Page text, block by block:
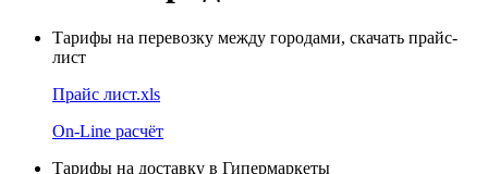
Тарифы на перевозку между городами, скачать прайс-
лист
Прайс лист.xls
On-Line расчёт
Тарифы на доставку в Гипермаркеты